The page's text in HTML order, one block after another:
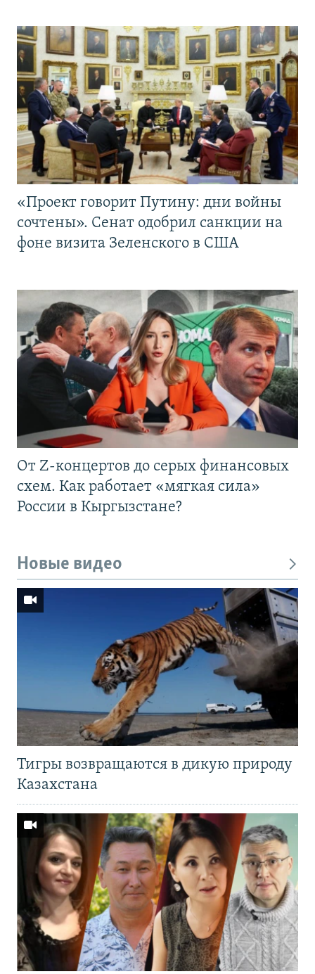
«Проект говорит Путину: дни войны
сочтены». Сенат одобрил санкции на
фоне визита Зеленского в США
От Z-концертов до серых финансовых
схем. Как работает «мягкая сила»
России в Кыргызстане?
Новые видео
Тигры возвращаются в дикую природу
Казахстана